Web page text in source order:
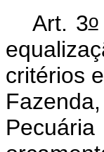
Art. 3o
critérios